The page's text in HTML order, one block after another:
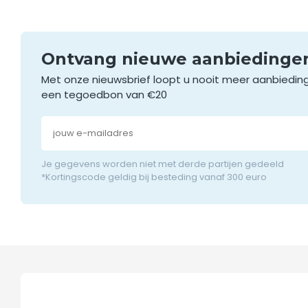
gebruiken. We
Bestel
Onze RVS
mag rekenen
maar in je
nog in je
Ontvang nieuwe
Met onze nieuwsbrief loopt u nooit meer
een tegoedbon van €20
Je gegevens worden niet met derde partijen gedeeld
*Kortingscode geldig bij besteding vanaf 300 euro